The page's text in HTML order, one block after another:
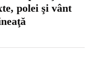
polei şi vânt